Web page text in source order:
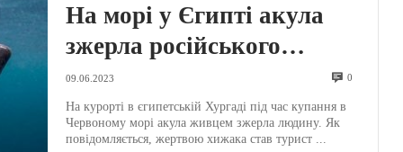
На морі у Єгипті акула
зжерла російського
туриста, його супутниця
врятувалася – моторошні
кадри (ВІДЕО)
09.06.2023 0
На курорті в єгипетській Хургаді під час купання в
Червоному морі акула живцем зжерла людину. Як
повідомляється, жертвою хижака став турист ...